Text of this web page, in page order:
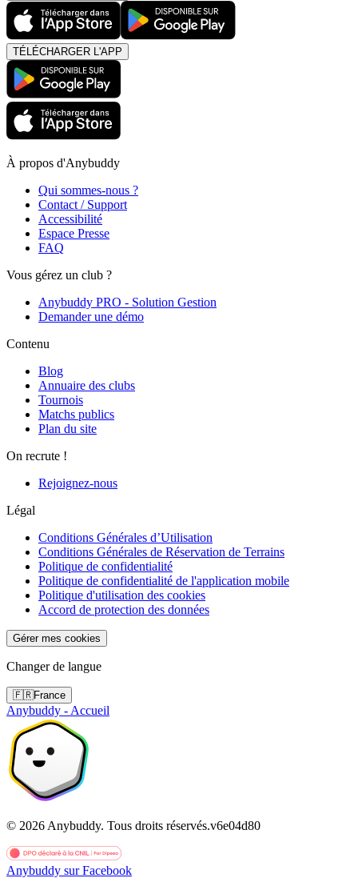
TÉLÉCHARGER L'APP
À propos d'Anybuddy
Qui sommes-nous ?
Contact / Support
Accessibilité
Espace Presse
FAQ
Vous gérez un club ?
Anybuddy PRO - Solution Gestion
Demander une démo
Contenu
Blog
Annuaire des clubs
Tournois
Matchs publics
Plan du site
On recrute !
Rejoignez-nous
Légal
Conditions Générales d’Utilisation
Conditions Générales de Réservation de Terrains
Politique de confidentialité
Politique de confidentialité de l'application mobile
Politique d'utilisation des cookies
Accord de protection des données
Gérer mes cookies
Changer de langue
🇫🇷France
Anybuddy - Accueil
© 2026 Anybuddy. Tous droits réservés.v6e04d80
Anybuddy sur Facebook